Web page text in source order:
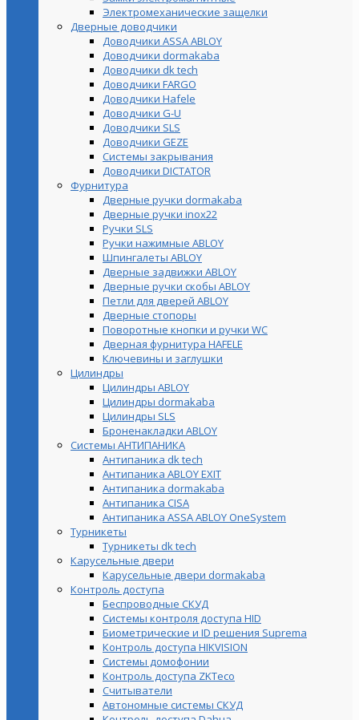
Электромеханические защелки
Дверные доводчики
Доводчики ASSA ABLOY
Доводчики dormakaba
Доводчики dk tech
Доводчики FARGO
Доводчики Hafele
Доводчики G-U
Доводчики SLS
Доводчики GEZE
Cистемы закрывания
Доводчики DICTATOR
Фурнитура
Дверные ручки dormakaba
Дверные ручки inox22
Ручки SLS
Ручки нажимные ABLOY
Шпингалеты ABLOY
Дверные задвижки ABLOY
Дверные ручки скобы ABLOY
Петли для дверей ABLOY
Дверные стопоры
Поворотные кнопки и ручки WC
Дверная фурнитура HAFELE
Ключевины и заглушки
Цилиндры
Цилиндры ABLOY
Цилиндры dormakaba
Цилиндры SLS
Броненакладки ABLOY
Системы АНТИПАНИКА
Антипаника dk tech
Антипаника ABLOY EXIT
Антипаника dormakaba
Антипаника СISA
Антипаника ASSA ABLOY OneSystem
Турникеты
Турникеты dk tech
Карусельные двери
Карусельные двери dormakaba
Контроль доступа
Беспроводные СКУД
Системы контроля доступа HID
Биометрические и ID решения Suprema
Контроль доступа HIKVISION
Системы домофонии
Контроль доступа ZKTeco
Считыватели
Автономные системы СКУД